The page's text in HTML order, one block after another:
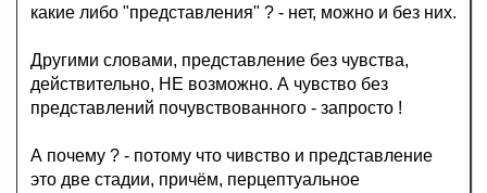
какие либо "представления" ? - нет, можно и без них.
Другими словами, представление без чувства,
действительно, НЕ возможно. А чувство без
представлений почувствованного - запросто !
А почему ? - потому что чивство и представление
это две стадии, причём, перцептуальное